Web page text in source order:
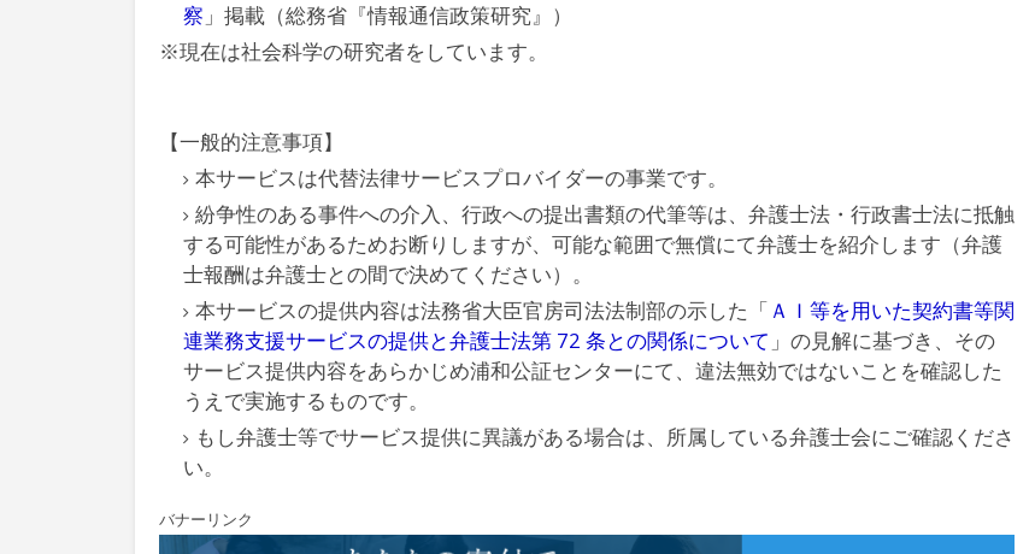
察 」掲載（総務省『情報通信政策研究』）
※現在は社会科学の研究者をしています。
【一般的注意事項】
本サービスは代替法律サービスプロバイダーの事業です。
紛争性のある事件への介入、行政への提出書類の代筆等は、弁護士法・行政書士法に抵触
する可能性があるためお断りしますが、可能な範囲で無償にて弁護士を紹介します（弁護
士報酬は弁護士との間で決めてください）。
本サービスの提供内容は法務省大臣官房司法法制部の示した「 ＡＩ等を用いた契約書等関
連業務支援サービスの提供と弁護士法第 72 条との関係について 」の見解に基づき、その
サービス提供内容をあらかじめ浦和公証センターにて、違法無効ではないことを確認した
うえで実施するものです。
もし弁護士等でサービス提供に異議がある場合は、所属している弁護士会にご確認くださ
い。
バナーリンク